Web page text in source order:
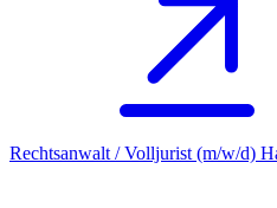
Rechtsanwalt / Volljurist (m/w/d)